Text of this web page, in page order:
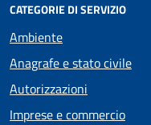
CATEGORIE DI SERVIZIO
Ambiente
Anagrafe e stato civile
Autorizzazioni
Imprese e commercio